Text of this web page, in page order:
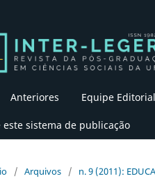
Anteriores Equipe Editorial
este sistema de publicação
/ Arquivos / n. 9 (2011):